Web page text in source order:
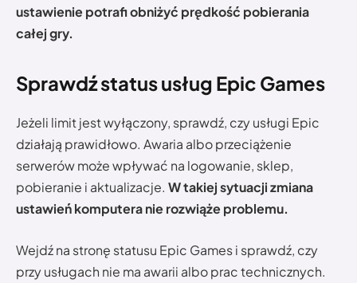
ustawienie potrafi obniżyć prędkość pobierania
całej gry.
Sprawdź status usług Epic Games
Jeżeli limit jest wyłączony, sprawdź, czy usługi Epic
działają prawidłowo. Awaria albo przeciążenie
serwerów może wpływać na logowanie, sklep,
pobieranie i aktualizacje. W takiej sytuacji zmiana
ustawień komputera nie rozwiąże problemu.
Wejdź na stronę statusu Epic Games i sprawdź, czy
przy usługach nie ma awarii albo prac technicznych.